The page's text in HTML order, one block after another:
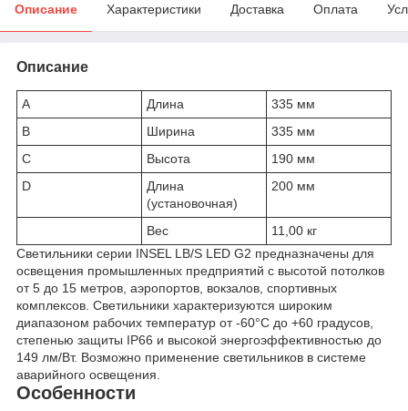
Описание Характеристики Доставка Оплата
Описание
A Длина
335 мм
B
Ширина
335 мм
C
Высота
190 мм
D
Длина
(установочная)
200 мм
Вес
11,00 кг
Светильники серии INSEL LB/S LED G2 предназначены для
освещения промышленных предприятий с высотой потолков
от 5 до 15 метров, аэропортов, вокзалов, спортивных
комплексов. Светильники характеризуются широким
диапазоном рабочих температур от -60°С до +60 градусов,
степенью защиты IP66 и высокой энергоэффективностью до
149 лм/Вт. Возможно применение светильников в системе
аварийного освещения.
Особенности